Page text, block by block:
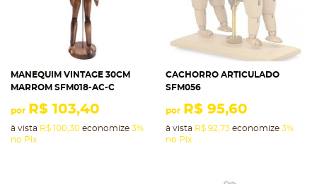
MANEQUIM VINTAGE 30CM
MARROM SFM018-AC-C
por R$ 103,40
à vista R$ 100,30 economize 3%
no Pix
CACHORRO ARTICULADO
SFM056
por R$ 95,60
à vista R$ 92,73 economize 3%
no Pix